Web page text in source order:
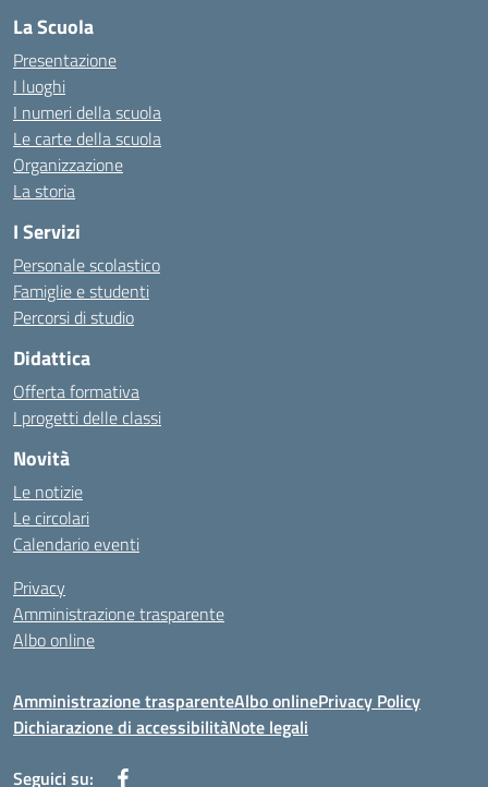
La Scuola
Presentazione
I luoghi
I numeri della scuola
Le carte della scuola
Organizzazione
La storia
I Servizi
Personale scolastico
Famiglie e studenti
Percorsi di studio
Didattica
Offerta formativa
I progetti delle classi
Novità
Le notizie
Le circolari
Calendario eventi
Privacy
Amministrazione trasparente
Albo online
Amministrazione trasparenteAlbo onlinePrivacy Policy
Dichiarazione di accessibilitàNote legali
Seguici su: